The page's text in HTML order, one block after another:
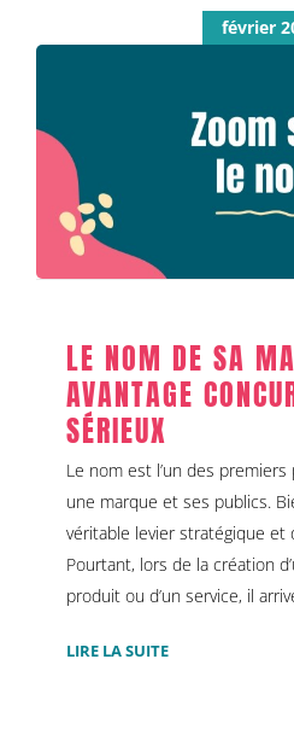
février
Le nom de sa
Naming
classé
LE NOM DE SA
AVANTAGE
SÉRIEUX
Le nom est l’un des
une marque et ses publics.
véritable levier stratégique et
Pourtant, lors de la création
produit ou d’un service, il
LIRE LA SUITE